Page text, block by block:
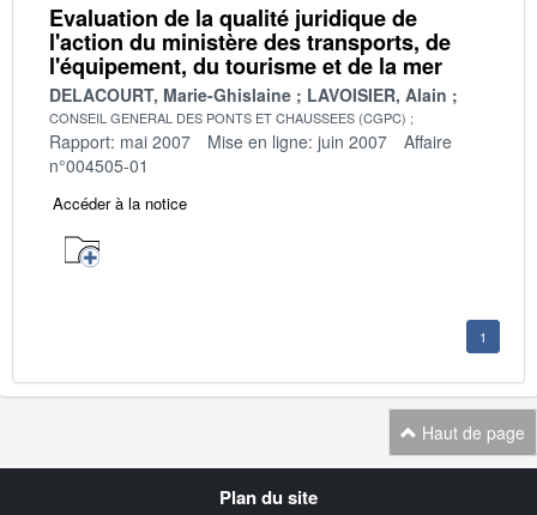
Evaluation de la qualité juridique de
l'action du ministère des transports, de
l'équipement, du tourisme et de la mer
DELACOURT, Marie-Ghislaine LAVOISIER, Alain
CONSEIL GENERAL DES PONTS ET CHAUSSEES (CGPC)
Rapport: mai 2007 Mise en ligne: juin 2007
Affaire
n°004505-01
Accéder à la notice
1
Haut de page
Plan du site